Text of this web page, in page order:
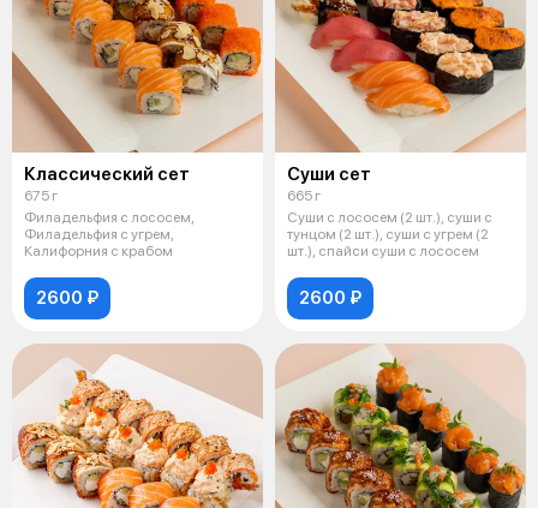
Классический сет
675 г
Филадельфия с лососем,
Филадельфия с угрем,
Калифорния с крабом
2600 ₽
Суши сет
665 г
Суши с лососем (2 шт.), суши с
тунцом (2 шт.), суши с угрем (2
шт.), спайси суши с лососем
2600 ₽